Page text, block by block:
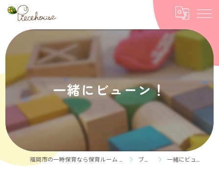
一緒にビューン！
ブログ 一緒にビューン！